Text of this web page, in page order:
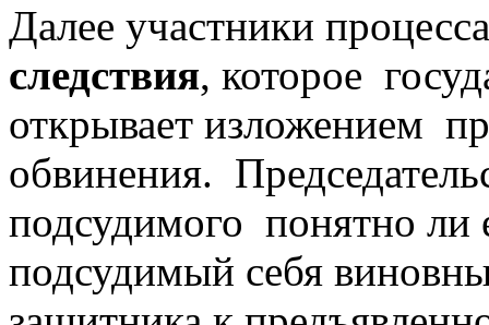
Далее участники
следствия, которое
открывает изложением
обвинения.
подсудимого понятно ли
подсудимый себя